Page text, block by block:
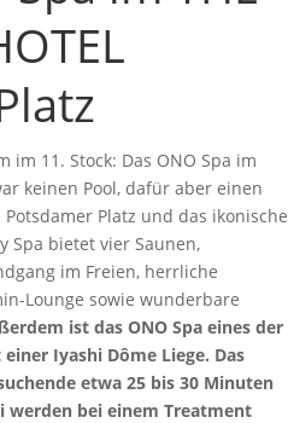
im 11. Stock: Das ONO Spa im
keinen Pool, dafür aber einen
Platz und das ikonische
Spa bietet vier Saunen,
im Freien, herrliche
Lounge sowie wunderbare
ist das ONO Spa eines der
Iyashi Dôme Liege. Das
etwa 25 bis 30 Minuten
werden bei einem Treatment